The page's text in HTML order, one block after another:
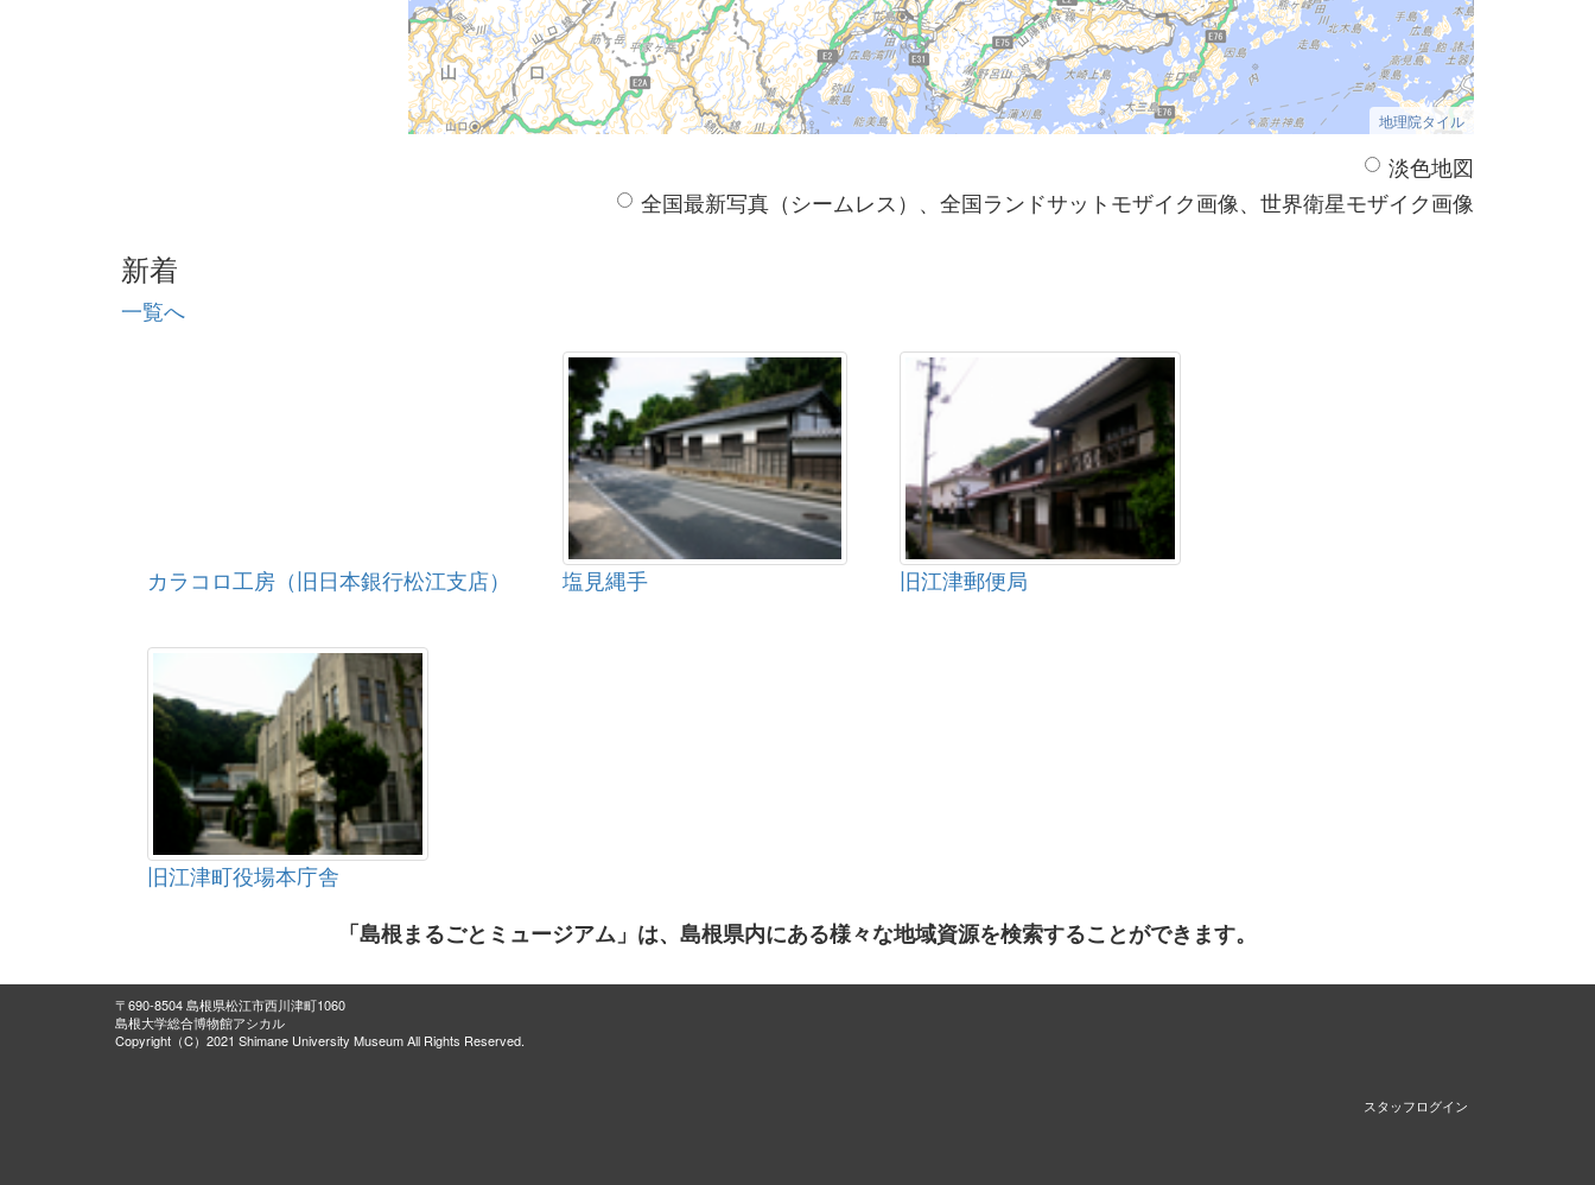
地理院タイル
淡色地図
全国最新写真（シームレス）、全国ランドサットモザイク画像、世界衛星モザイク画像
新着
一覧へ
カラコロ工房（旧日本銀行松江支店） 塩見縄手 旧江津郵便局
旧江津町役場本庁舎
「島根まるごとミュージアム」は、島根県内にある様々な地域資源を検索することができます。
〒690-8504 島根県松江市西川津町1060
島根大学総合博物館アシカル
Copyright（C）2021 Shimane University Museum All Rights Reserved.
スタッフログイン